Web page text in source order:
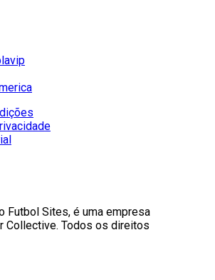
Futbol Sites, é uma empresa
Collective. Todos os direitos